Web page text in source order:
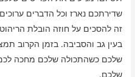
שדירתכם נארז וכל הדברים
זה להסכים על חוזה הובלת
בעין גב והסביבה. בזמן הקרוב
שלכם כשהתכולה שלכם מחכה
שלכם.